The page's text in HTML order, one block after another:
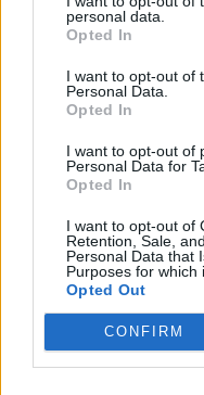
personal data.
Opted In
I want to opt-out of
Personal Data.
Opted In
I want to opt-out of
Personal Data for
Opted In
I want to opt-out of
Retention, Sale,
Personal Data that
Purposes for which
Opted Out
CONFIRM
Šiuo metu